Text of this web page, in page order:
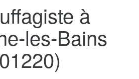
à
les-Bains